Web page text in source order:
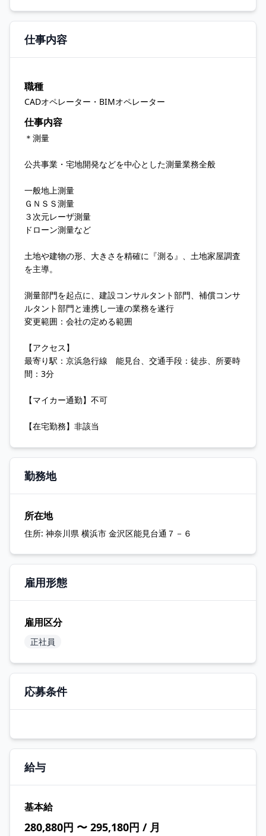
仕事内容
職種
CADオペレーター・BIMオペレーター
仕事内容
＊測量
公共事業・宅地開発などを中心とした測量業務全般
一般地上測量
ＧＮＳＳ測量
３次元レーザ測量
ドローン測量など
土地や建物の形、大きさを精確に『測る』、土地家屋調査
を主導。
測量部門を起点に、建設コンサルタント部門、補償コンサ
ルタント部門と連携し一連の業務を遂行
変更範囲：会社の定める範囲
【アクセス】
最寄り駅：京浜急行線 能見台、交通手段：徒歩、所要時
間：3分
【マイカー通勤】不可
【在宅勤務】非該当
勤務地
所在地
住所: 神奈川県 横浜市 金沢区能見台通７－６
雇用形態
雇用区分
正社員
応募条件
給与
基本給
280,880円 〜 295,180円 / 月